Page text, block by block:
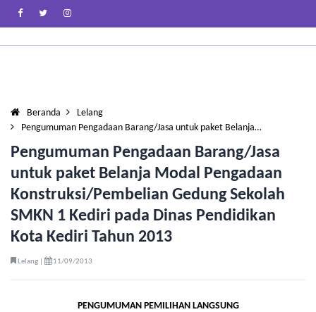
Beranda
Lelang
Pengumuman Pengadaan Barang/Jasa untuk paket Belanja…
Pengumuman Pengadaan Barang/Jasa
untuk paket Belanja Modal Pengadaan
Konstruksi/Pembelian Gedung Sekolah
SMKN 1 Kediri pada Dinas Pendidikan
Kota Kediri Tahun 2013
Lelang | 11/09/2013
PENGUMUMAN PEMILIHAN LANGSUNG